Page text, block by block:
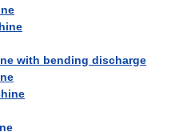
with bending discharge